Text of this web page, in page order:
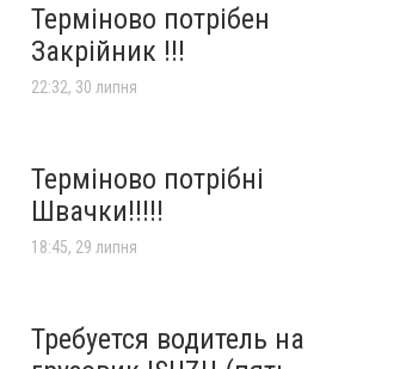
Терміново потрібен
Закрійник !!!
22:32, 30 липня
Терміново потрібні
Швачки!!!!!
18:45, 29 липня
Требуется водитель на